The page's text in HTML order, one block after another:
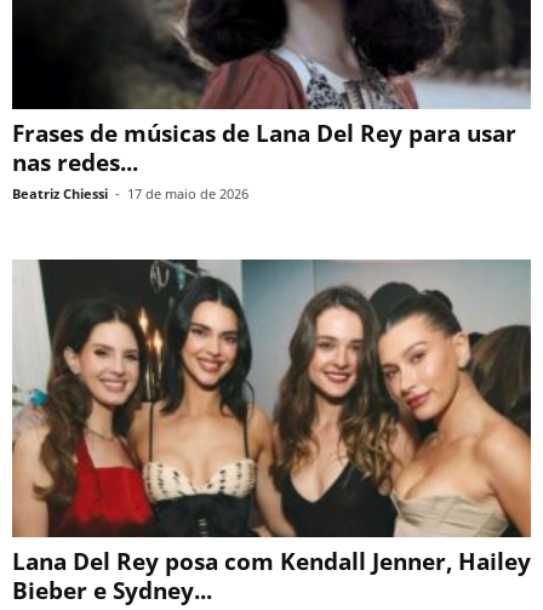
Frases de músicas de Lana Del Rey para usar
nas redes...
Beatriz Chiessi - 17 de maio de 2026
Lana Del Rey posa com Kendall Jenner, Hailey
Bieber e Sydney...